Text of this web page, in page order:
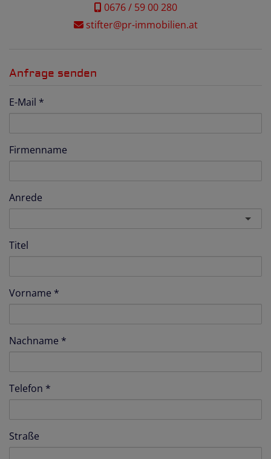
0676 / 59 00 280
stifter@pr-immobilien.at
Anfrage senden
E-Mail
Firmenname
Anrede
Titel
Vorname
Nachname
Telefon
Straße